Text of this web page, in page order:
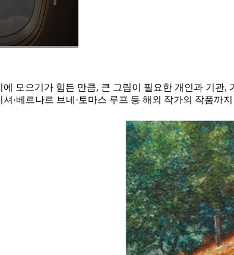
모으기가 힘든 만큼, 큰 그림이 필요한 개인과 기관,
·베르나르 브네·토마스 루프 등 해외 작가의 작품까